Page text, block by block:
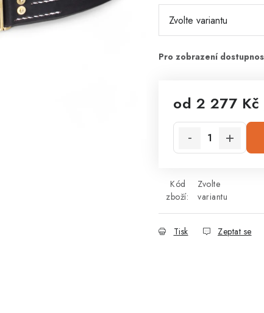
od 2 277 Kč
Měrná cena:
Kód
zboží:
Zvolte
variantu
Tisk Zeptat se